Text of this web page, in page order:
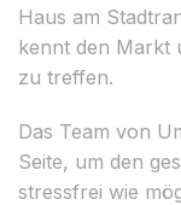
Haus am
kennt den Markt
zu treffen.
Das Team von
Seite, um den
stressfrei wie